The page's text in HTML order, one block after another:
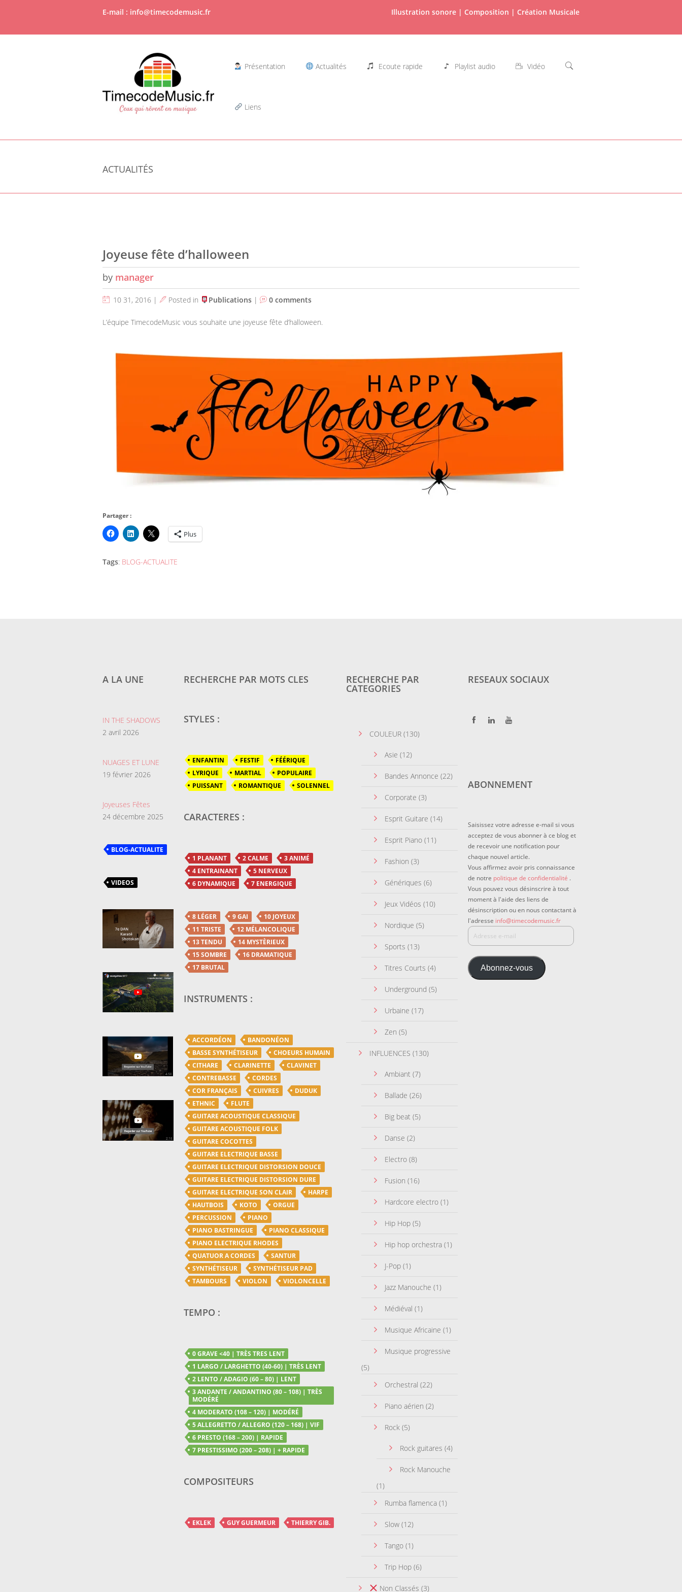
E-mail : info@timecodemusic.fr Illustration sonore | Composition | Création Musicale
Présentation Actualités Ecoute rapide Playlist audio Vidéo
Liens
ACTUALITÉS
Joyeuse fête d’halloween
by manager
10 31, 2016 | Posted in Publications| 0 comments
L’équipe TimecodeMusic vous souhaite une joyeuse fête d’halloween.
Partager :
Plus
Tags: BLOG-ACTUALITE
A LA UNE
IN THE SHADOWS
2 avril 2026
NUAGES ET LUNE
19 février 2026
Joyeuses Fêtes
24 décembre 2025
BLOG-ACTUALITE
VIDEOS
RECHERCHE PAR MOTS CLES
STYLES :
ENFANTIN FESTIF
FÉÉRIQUE
LYRIQUE
MARTIAL
POPULAIRE
PUISSANT
ROMANTIQUE SOLENNEL
CARACTERES :
1 PLANANT 2 CALME
3 ANIMÉ
4 ENTRAINANT
5 NERVEUX
6 DYNAMIQUE
7 ENERGIQUE
8 LÉGER 9 GAI
10 JOYEUX
11 TRISTE
12 MÉLANCOLIQUE
13 TENDU
14 MYSTÈRIEUX
15 SOMBRE
16 DRAMATIQUE
17 BRUTAL
INSTRUMENTS :
ACCORDÉON
BANDONÉON
BASSE SYNTHÉTISEUR
CHOEURS HUMAIN
CITHARE
CLARINETTE
CLAVINET
CONTREBASSE
CORDES
COR FRANÇAIS
CUIVRES
DUDUK
ETHNIC
FLUTE
GUITARE ACOUSTIQUE CLASSIQUE
GUITARE ACOUSTIQUE FOLK
GUITARE COCOTTES
GUITARE ELECTRIQUE BASSE
GUITARE ELECTRIQUE DISTORSION DOUCE
GUITARE ELECTRIQUE DISTORSION DURE
GUITARE ELECTRIQUE SON CLAIR
HARPE
HAUTBOIS
KOTO
ORGUE
PERCUSSION
PIANO
PIANO BASTRINGUE
PIANO CLASSIQUE
PIANO ELECTRIQUE RHODES
QUATUOR A CORDES
SANTUR
SYNTHÉTISEUR
SYNTHÉTISEUR PAD
TAMBOURS
VIOLON VIOLONCELLE
TEMPO :
0 GRAVE <40 | TRÈS TRES LENT
1 LARGO / LARGHETTO (40-60) | TRÈS LENT
2 LENTO / ADAGIO (60 – 80) | LENT
3 ANDANTE / ANDANTINO (80 – 108) | TRÈS
MODÉRÉ
4 MODERATO (108 – 120) | MODÉRÉ
5 ALLEGRETTO / ALLEGRO (120 – 168) | VIF
6 PRESTO (168 – 200) | RAPIDE
7 PRESTISSIMO (200 – 208) | + RAPIDE
COMPOSITEURS
EKLEK GUY GUERMEUR THIERRY GIB.
RECHERCHE PAR
CATEGORIES
COULEUR (130)
Asie (12)
Bandes Annonce (22)
Corporate (3)
Esprit Guitare (14)
Esprit Piano (11)
Fashion (3)
Génériques (6)
Jeux Vidéos (10)
Nordique (5)
Sports (13)
Titres Courts (4)
Underground (5)
Urbaine (17)
Zen (5)
INFLUENCES (130)
Ambiant (7)
Ballade (26)
Big beat (5)
Danse (2)
Electro (8)
Fusion (16)
Hardcore electro (1)
Hip Hop (5)
Hip hop orchestra (1)
J-Pop (1)
Jazz Manouche (1)
Médiéval (1)
Musique Africaine (1)
Musique progressive
(5)
Orchestral (22)
Piano aérien (2)
Rock (5)
Rock guitares (4)
Rock Manouche
(1)
Rumba flamenca (1)
Slow (12)
Tango (1)
Trip Hop (6)
Non Classés (3)
RESEAUX SOCIAUX
ABONNEMENT
Saisissez votre adresse e-mail si vous
acceptez de vous abonner à ce blog et
de recevoir une notification pour
chaque nouvel article.
Vous affirmez avoir pris connaissance
de notre politique de confidentialité .
Vous pouvez vous désinscrire à tout
moment à l'aide des liens de
désinscription ou en nous contactant à
l'adresse info@timecodemusic.fr
Abonnez-vous